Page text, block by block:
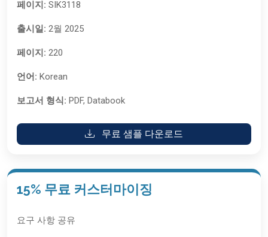
페이지: SIK3118
출시일: 2월 2025
페이지: 220
언어: Korean
보고서 형식: PDF, Databook
무료 샘플 다운로드
15% 무료 커스터마이징
요구 사항 공유